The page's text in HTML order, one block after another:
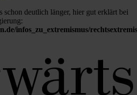
deutlich länger, hier gut erklärt bei
infos_zu_extremismus/